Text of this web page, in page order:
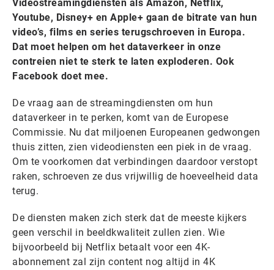
Videostreamingdiensten als Amazon, Netflix,
Youtube, Disney+ en Apple+ gaan de bitrate van hun
video’s, films en series terugschroeven in Europa.
Dat moet helpen om het dataverkeer in onze
contreien niet te sterk te laten exploderen. Ook
Facebook doet mee.
De vraag aan de streamingdiensten om hun
dataverkeer in te perken, komt van de Europese
Commissie. Nu dat miljoenen Europeanen gedwongen
thuis zitten, zien videodiensten een piek in de vraag.
Om te voorkomen dat verbindingen daardoor verstopt
raken, schroeven ze dus vrijwillig de hoeveelheid data
terug.
De diensten maken zich sterk dat de meeste kijkers
geen verschil in beeldkwaliteit zullen zien. Wie
bijvoorbeeld bij Netflix betaalt voor een 4K-
abonnement zal zijn content nog altijd in 4K